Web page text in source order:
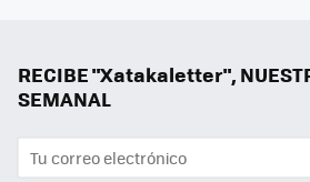
RECIBE "Xatakaletter",
SEMANAL